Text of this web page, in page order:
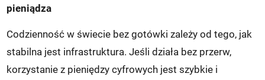
pieniądza
Codzienność w świecie bez gotówki zależy od tego, jak
stabilna jest infrastruktura. Jeśli działa bez przerw,
korzystanie z pieniędzy cyfrowych jest szybkie i